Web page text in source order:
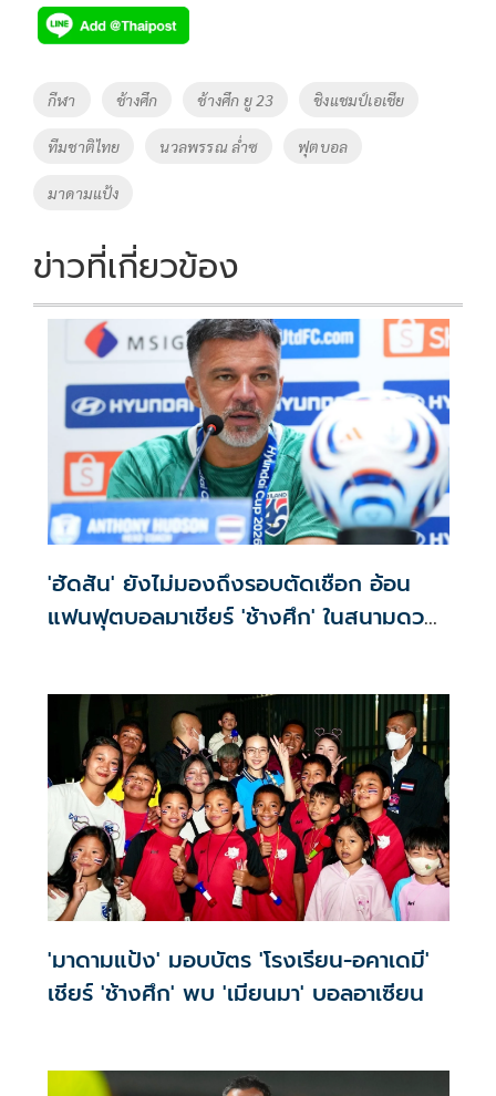
e
b
o
o
k
tt
er
p
y
k
Tags
กีฬา ช้างศึก ช้างศึก ยู 23 ชิงแชมป์เอเชีย
ทีมชาติไทย นวลพรรณ ล่ำซ ฟุตบอล
มาดามแป้ง
ข่าวที่เกี่ยวข้อง
'ฮัดสัน' ยังไม่มองถึงรอบตัดเชือก อ้อน
แฟนฟุตบอลมาเชียร์ 'ช้างศึก' ในสนามดวล
'มาดามแป้ง' มอบบัตร 'โรงเรียน-อคาเดมี'
เชียร์ 'ช้างศึก' พบ 'เมียนมา' บอลอาเซียน